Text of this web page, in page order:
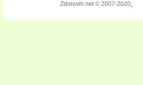
Zdorovih.net © 2007-2020